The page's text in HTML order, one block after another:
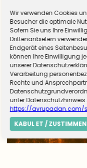
Almanya zorunlu
hizmet için
Wir verwenden Cookies
Besucher die optimale
Sofern Sie uns Ihre
Drittenanbietern
Endgerät eines
können Ihre Einwilligung
unserer
Verarbeitung
Rechte und
unter Datenschutzhinweis:
https://avrupadan.com/
KABUL ET / ZUSTIMMEN